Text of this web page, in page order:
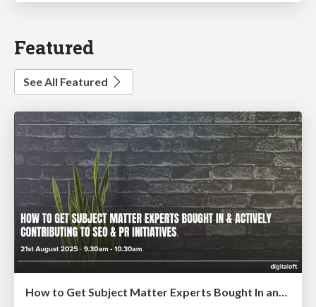
Featured
See All Featured
How to Get Subject Matter Experts Bought In and Actively Contributing to SEO & PR Initiatives.